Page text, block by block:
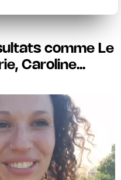
comme Le
Caroline...